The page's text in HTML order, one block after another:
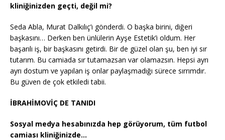
kliniğinizden geçti, değil mi?
Seda Abla, Murat Dalkılıç’ı gönderdi. O başka birini, diğeri
başkasını… Derken ben ünlülerin Ayşe Estetik’i oldum. Her
başarılı iş, bir başkasını getirdi. Bir de güzel olan şu, ben iyi sır
tutarım. Bu camiada sır tutamazsan var olamazsın. Hepsi ayrı
ayrı dostum ve yapılan iş onlar paylaşmadığı sürece sırrımdır.
Bu güven de çok etkiledi tabii.
İBRAHİMOVİÇ DE TANIDI
Sosyal medya hesabınızda hep görüyorum, tüm futbol
camiası kliniğinizde…